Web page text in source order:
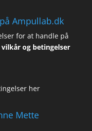
Ampullab.dk
for at handle på
vilkår og betingelser
her
Mette